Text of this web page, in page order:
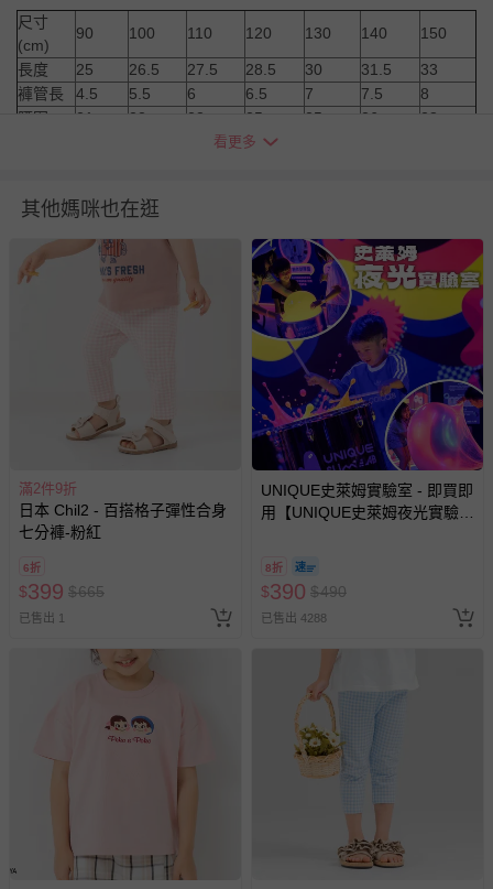
尺寸
(cm)
90 100 110 120 130 140 150
長度 25 26.5 27.5 28.5 30 31.5
33
褲管長
4.5 5.5 6 6.5 7 7.5
8
腰圍
21 22 23 25 25 26
28
45
尺寸表單位皆為公分
深淺色請分開洗滌，以避免造成互相移染。請使用中性洗
劑；浸泡時間不宜過長
請勿使用漂白劑、螢光增白劑及衣物柔軟劑，以免破壞布料
針織、刺繡、立體造型等類服飾，建議套入洗衣袋再清潔
過分烘乾會導致衣物收縮，破壞織物纖維，不建議使用烘衣
每件商品在拍攝時力求忠實呈現，但因為每台電腦、手機或
平板會因為螢幕亮度及解析度不同，與實際成品還是會有些
差異
預購為海外同步代購，遇缺貨即會通知媽咪並協助取消退款
退換貨須知
您所購買的商品享有7天的鑑賞期／猶豫期權益，但此期間
包含完整包裝、配件、說明文件及贈品等。
如需退換貨，請於收到商品7天（含例假日內提出），如為
瑕疵退換貨所產生的運費，將由媽咪愛負責處理，若非瑕疵
退貨，您可至『查詢訂單』>『已出貨』中查詢該筆訂單，
並點選『我要退貨』即可進行申請。若有相關退貨問題，請
我們將依序為您處理
與服務，謝謝。
看更多
其他媽咪也在逛
滿2件9折
日本 Chil2 - 百搭格子彈性合身
七分褲-粉紅
6折
$399 $665
已售出 1
UNIQUE史萊姆實驗室 - 即買即
用【UNIQUE史萊姆夜光實驗室
8/30 (電子票券，於展期現場憑
訂單編號兌換，逾期作廢) (大
人小孩均一價(3歲以上需購票))
8折
$390 $490
已售出 4288